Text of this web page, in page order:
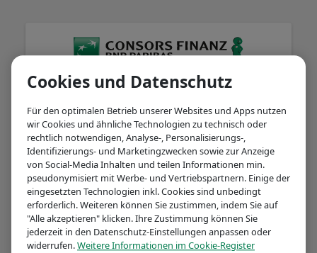
Herzlich willkommen!
Kontonummer
Passwort / Online-Banking-PIN
Cookies und Datenschutz
Für den optimalen Betrieb unserer Websites und Apps nutzen
wir Cookies und ähnliche Technologien zu technisch oder
rechtlich notwendigen, Analyse-, Personalisierungs-,
Identifizierungs- und Marketingzwecken sowie zur Anzeige
von Social-Media Inhalten und teilen Informationen min.
pseudonymisiert mit Werbe- und Vertriebspartnern. Einige der
eingesetzten Technologien inkl. Cookies sind unbedingt
erforderlich. Weiteren können Sie zustimmen, indem Sie auf
"Alle akzeptieren" klicken. Ihre Zustimmung können Sie
jederzeit in den Datenschutz-Einstellungen anpassen oder
widerrufen.Weitere Informationen im Cookie-Register